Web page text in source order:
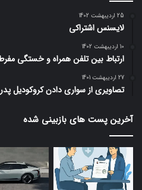
25 اردیبهشت 1402
لایسنس اشتراکی
10 اردیبهشت 1402
ارتباط بین تلفن همراه و خستگی
27 اردیبهشت 1401
تصاویری از سواری دادن کروکودیل
آخرین پست های بازبینی شده